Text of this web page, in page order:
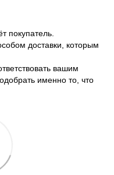
покупатель.
доставки, которым
вашим
именно то, что